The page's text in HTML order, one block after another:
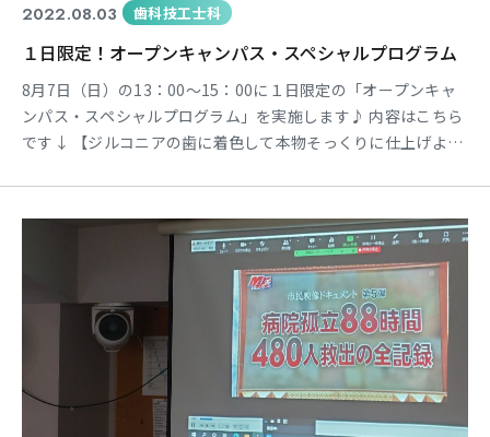
2022.08.03 歯科技工士科
１日限定！オープンキャンパス・スペシャルプログラム
8月7日（日）の13：00～15：00に１日限定の「オープンキャ
ンパス・スペシャルプログラム」を実施します♪ 内容はこちら
です↓ 【ジルコニアの歯に着色して本物そっくりに仕上げよ
で人工ダイヤモンドやスペースシャトルにも使われるほど強度
が高く審美性にも優れています。 そのジルコニアで作った人
工歯をより自然に見せるための着色（ステイニング）に